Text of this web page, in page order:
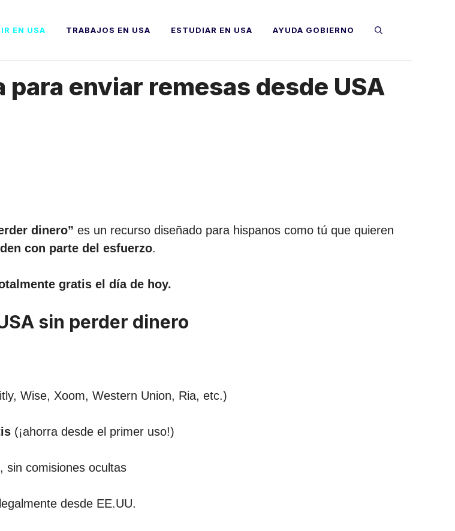
EN USA TRABAJOS EN USA ESTUDIAR EN USA AYUDA GOBIERNO
enviar remesas desde USA
dinero” es un recurso diseñado para hispanos como tú que quieren
con parte del esfuerzo.
gratis el día de hoy.
sin perder dinero
Wise, Xoom, Western Union, Ria, etc.)
(¡ahorra desde el primer uso!)
, sin comisiones ocultas
desde EE.UU.